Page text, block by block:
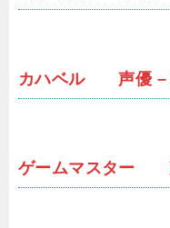
カハベル 声優 –
ゲームマスター